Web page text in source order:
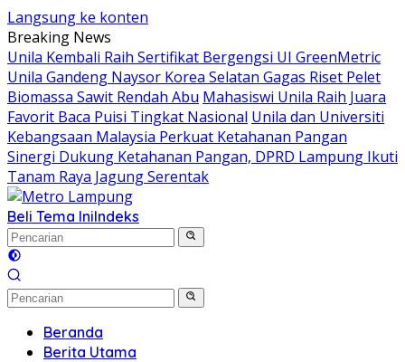
Langsung ke konten
Breaking News
Unila Kembali Raih Sertifikat Bergengsi UI GreenMetric
Unila Gandeng Naysor Korea Selatan Gagas Riset Pelet
Biomassa Sawit Rendah Abu Mahasiswi Unila Raih Juara
Favorit Baca Puisi Tingkat Nasional Unila dan Universiti
Kebangsaan Malaysia Perkuat Ketahanan Pangan
Sinergi Dukung Ketahanan Pangan, DPRD Lampung Ikuti
Tanam Raya Jagung Serentak
Beli Tema IniIndeks
Beranda
Berita Utama